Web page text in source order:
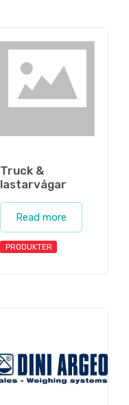
Truck &
lastarvågar
Read more
PRODUKTER